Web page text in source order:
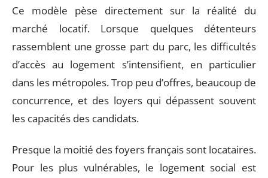
Ce modèle pèse directement sur la réalité du
marché locatif. Lorsque quelques détenteurs
rassemblent une grosse part du parc, les difficultés
d’accès au logement s’intensifient, en particulier
dans les métropoles. Trop peu d’offres, beaucoup de
concurrence, et des loyers qui dépassent souvent
les capacités des candidats.
Presque la moitié des foyers français sont locataires.
Pour les plus vulnérables, le logement social est